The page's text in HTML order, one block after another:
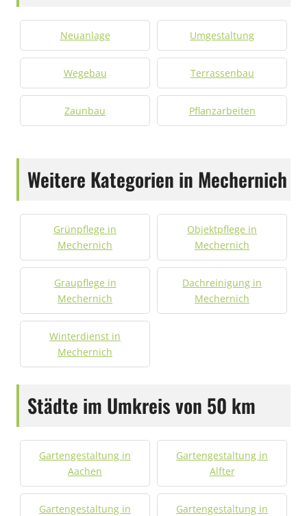
Neuanlage Umgestaltung
Wegebau Terrassenbau
Zaunbau Pflanzarbeiten
Weitere Kategorien in Mechernich
Grünpflege in
Mechernich
Objektpflege in
Mechernich
Graupflege in
Mechernich
Dachreinigung in
Mechernich
Winterdienst in
Mechernich
Städte im Umkreis von 50 km
Gartengestaltung in
Aachen
Gartengestaltung in
Alfter
Gartengestaltung in
Gartengestaltung in